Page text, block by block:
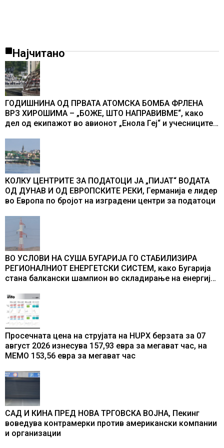
Најчитано
ГОДИШНИНА ОД ПРВАТА АТОМСКА БОМБА ФРЛЕНА
ВРЗ ХИРОШИМА – „БОЖЕ, ШТО НАПРАВИВМЕ“, како
дел од екипажот во авионот „Енола Геј“ и учесниците
промени текот на историјата
КОЛКУ ЦЕНТРИТЕ ЗА ПОДАТОЦИ ЈА „ПИЈАТ“ ВОДАТА
ОД ДУНАВ И ОД ЕВРОПСКИТЕ РЕКИ, Германија е лидер
во Европа по бројот на изградени центри за податоци
ВО УСЛОВИ НА СУША БУГАРИЈА ГО СТАБИЛИЗИРА
РЕГИОНАЛНИОТ ЕНЕРГЕТСКИ СИСТЕМ, како Бугарија
стана балкански шампион во складирање на енергија
Просечната цена на струјата на HUPX берзата за 07
август 2026 изнесува 157,93 евра за мегават час, на
МЕМО 153,56 евра за мегават час
САД И КИНА ПРЕД НОВА ТРГОВСКА ВОЈНА, Пекинг
воведува контрамерки против американски компании
и организации